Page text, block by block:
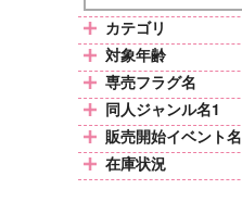
カテゴリ
対象年齢
専売フラグ名
同人ジャンル名1
販売開始イベント名
在庫状況